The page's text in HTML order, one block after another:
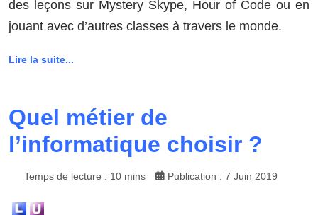
des leçons sur Mystery Skype, Hour of Code ou en
jouant avec d’autres classes à travers le monde.
Lire la suite...
Quel métier de
l’informatique choisir ?
Temps de lecture : 10 mins Publication : 7 Juin 2019